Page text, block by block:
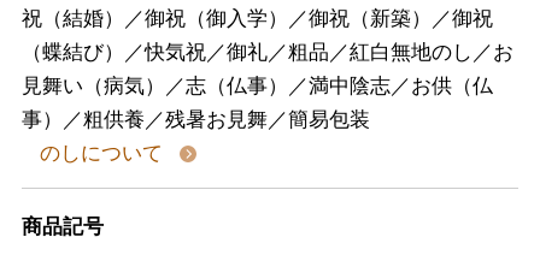
祝（結婚）／御祝（御入学）／御祝（新築）／御祝
（蝶結び）／快気祝／御礼／粗品／紅白無地のし／お
見舞い（病気）／志（仏事）／満中陰志／お供（仏
事）／粗供養／残暑お見舞／簡易包装
のしについて
商品記号